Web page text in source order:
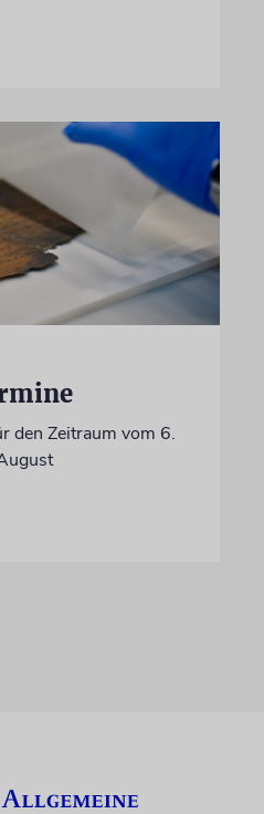
den Zeitraum vom 6.